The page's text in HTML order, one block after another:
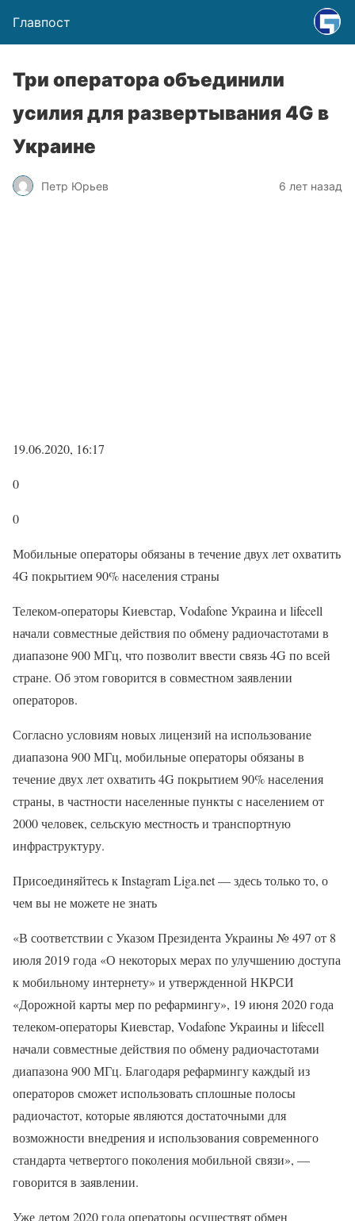
Главпост
Три оператора объединили
усилия для развертывания 4G в
Украине
Петр Юрьев 6 лет назад
19.06.2020, 16:17
0
0
Мобильные операторы обязаны в течение двух лет охватить
4G покрытием 90% населения страны
Телеком-операторы Киевстар, Vodafone Украина и lifecell
начали совместные действия по обмену радиочастотами в
диапазоне 900 МГц, что позволит ввести связь 4G по всей
стране. Об этом говорится в совместном заявлении
операторов.
Согласно условиям новых лицензий на использование
диапазона 900 МГц, мобильные операторы обязаны в
течение двух лет охватить 4G покрытием 90% населения
страны, в частности населенные пункты с населением от
2000 человек, сельскую местность и транспортную
инфраструктуру.
Присоединяйтесь к Instagram Liga.net — здесь только то, о
чем вы не можете не знать
«В соответствии с Указом Президента Украины № 497 от 8
июля 2019 года «О некоторых мерах по улучшению доступа
к мобильному интернету» и утвержденной НКРСИ
«Дорожной карты мер по рефармингу», 19 июня 2020 года
телеком-операторы Киевстар, Vodafone Украины и lifecell
начали совместные действия по обмену радиочастотами
диапазона 900 МГц. Благодаря рефармингу каждый из
операторов сможет использовать сплошные полосы
радиочастот, которые являются достаточными для
возможности внедрения и использования современного
стандарта четвертого поколения мобильной связи», —
говорится в заявлении.
Уже летом 2020 года операторы осуществят обмен